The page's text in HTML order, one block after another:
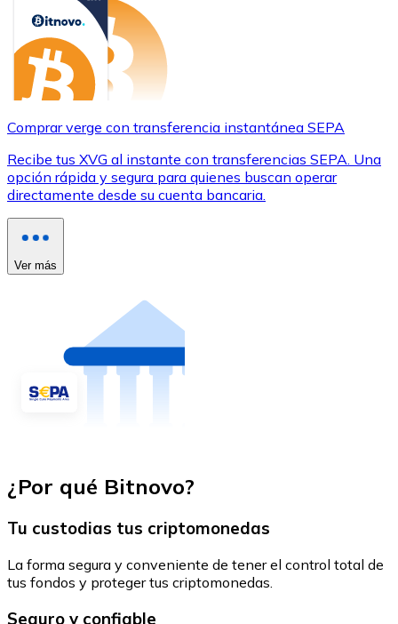
Comprar verge con transferencia instantánea SEPA
Recibe tus XVG al instante con transferencias SEPA. Una
opción rápida y segura para quienes buscan operar
directamente desde su cuenta bancaria.
Ver más
¿Por qué Bitnovo?
Tu custodias tus criptomonedas
La forma segura y conveniente de tener el control total de
tus fondos y proteger tus criptomonedas.
Seguro y confiable